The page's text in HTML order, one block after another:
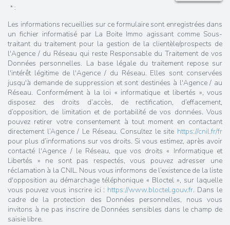
* :
Les informations recueillies sur ce formulaire sont enregistrées dans
un fichier informatisé par La Boite Immo agissant comme Sous-
traitant du traitement pour la gestion de la clientèle/prospects de
l'Agence / du Réseau qui reste Responsable du Traitement de vos
Données personnelles. La base légale du traitement repose sur
l'intérêt légitime de l'Agence / du Réseau. Elles sont conservées
jusqu'à demande de suppression et sont destinées à l'Agence / au
Réseau. Conformément à la loi « informatique et libertés », vous
disposez des droits d’accès, de rectification, d’effacement,
d’opposition, de limitation et de portabilité de vos données. Vous
pouvez retirer votre consentement à tout moment en contactant
directement l’Agence / Le Réseau. Consultez le site https://cnil.fr/fr
pour plus d’informations sur vos droits. Si vous estimez, après avoir
contacté l'Agence / le Réseau, que vos droits « Informatique et
Libertés » ne sont pas respectés, vous pouvez adresser une
réclamation à la CNIL. Nous vous informons de l’existence de la liste
d'opposition au démarchage téléphonique « Bloctel », sur laquelle
vous pouvez vous inscrire ici : https://www.bloctel.gouv.fr. Dans le
cadre de la protection des Données personnelles, nous vous
invitons à ne pas inscrire de Données sensibles dans le champ de
saisie libre.